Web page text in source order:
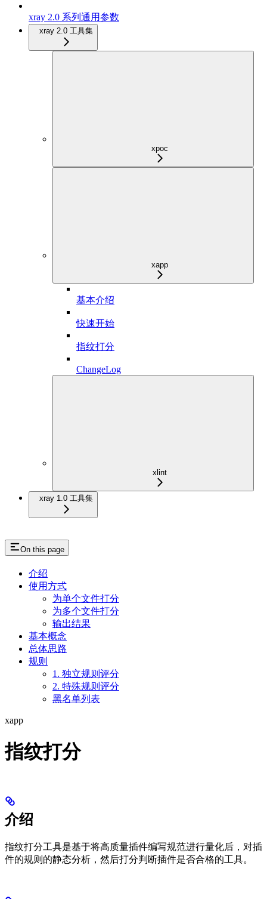
xray 2.0 系列通用参数
xray 2.0 工具集
xpoc
xapp
基本介绍
快速开始
指纹打分
ChangeLog
xlint
xray 1.0 工具集
On this page
介绍
使用方式
为单个文件打分
为多个文件打分
输出结果
基本概念
总体思路
规则
1. 独立规则评分
2. 特殊规则评分
黑名单列表
xapp
指纹打分
介绍
指纹打分工具是基于将高质量插件编写规范进行量化后，对插
件的规则的静态分析，然后打分判断插件是否合格的工具。